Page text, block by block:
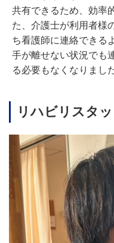
共有できるため、効率
た、介護士が利用者様
ち看護師に連絡できる
手が離せない状況でも
る必要もなくなりまし
リハビリスタ